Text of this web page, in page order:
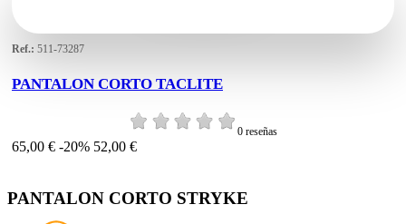
Ref.: 511-73287
PANTALON CORTO TACLITE
0 reseñas
65,00 € -20% 52,00 €
PANTALON CORTO STRYKE